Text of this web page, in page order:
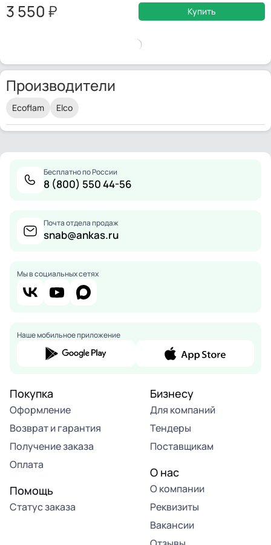
3 550 Купить
Производители
Ecoflam Elco
Бесплатно по России
8 (800) 550 44-56
Почта отдела продаж
snab@ankas.ru
Мы в социальных сетях
Наше мобильное приложение
Покупка
Оформление
Возврат и гарантия
Получение заказа
Оплата
Помощь
Статус заказа
Бизнесу
Для компаний
Тендеры
Поставщикам
О нас
О компании
Реквизиты
Вакансии